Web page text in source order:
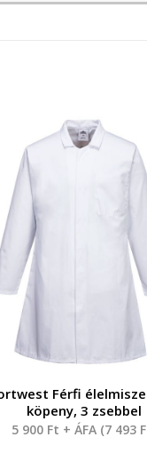
Férfi
köpeny, 3 zsebbel
5 900 Ft + ÁFA (7 493